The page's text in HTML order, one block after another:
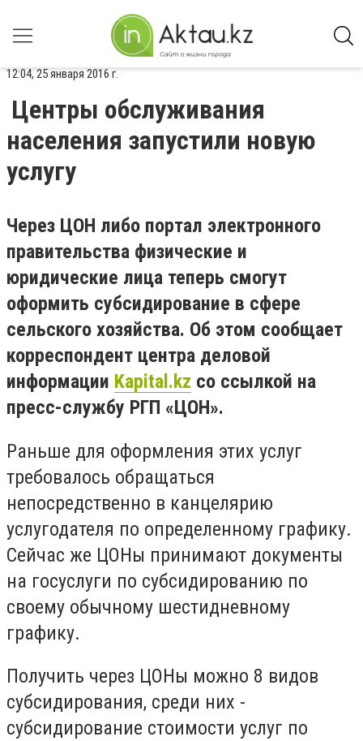
12:04, 25 января 2016 г.
Центры обслуживания
населения запустили новую
услугу
Через ЦОН либо портал электронного
правительства физические и
юридические лица теперь смогут
оформить субсидирование в сфере
сельского хозяйства. Об этом сообщает
корреспондент центра деловой
информации Kapital.kz со ссылкой на
пресс-службу РГП «ЦОН».
Раньше для оформления этих услуг
требовалось обращаться
непосредственно в канцелярию
услугодателя по определенному графику.
Сейчас же ЦОНы принимают документы
на госуслуги по субсидированию по
своему обычному шестидневному
графику.
Получить через ЦОНы можно 8 видов
субсидирования, среди них -
субсидирование стоимости услуг по